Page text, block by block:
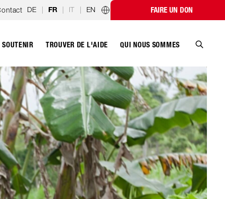
DE | FR | IT | EN
Programmes par paysFAIRE UN DON
SOUTENIR TROUVER DE L'AIDE QUI NOUS SOMMES